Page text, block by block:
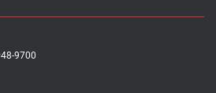
9700